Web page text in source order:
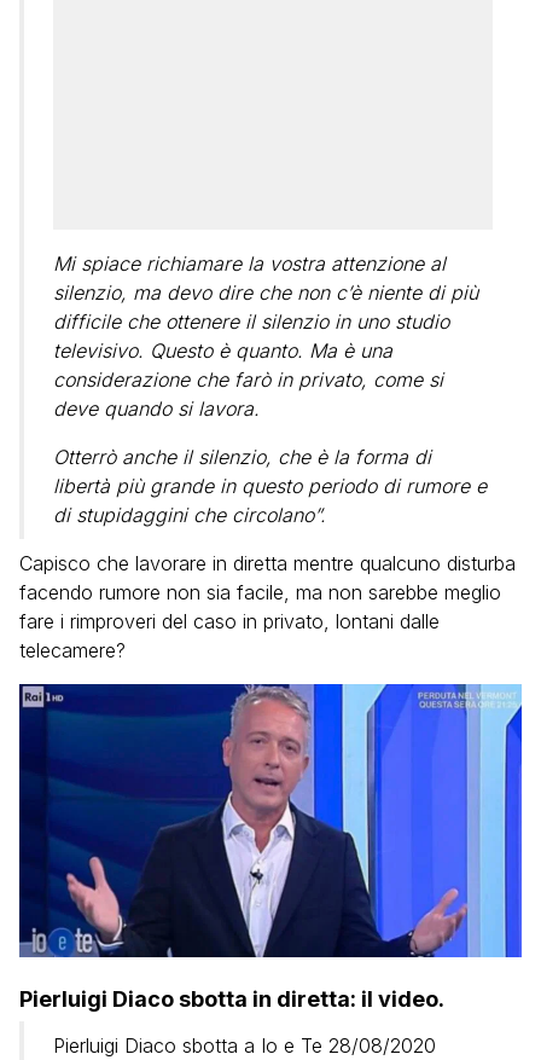
Mi spiace richiamare la vostra attenzione al
silenzio, ma devo dire che non c’è niente di più
difficile che ottenere il silenzio in uno studio
televisivo. Questo è quanto. Ma è una
considerazione che farò in privato, come si
deve quando si lavora.
Otterrò anche il silenzio, che è la forma di
libertà più grande in questo periodo di rumore e
di stupidaggini che circolano”.
Capisco che lavorare in diretta mentre qualcuno disturba
facendo rumore non sia facile, ma non sarebbe meglio
fare i rimproveri del caso in privato, lontani dalle
telecamere?
Pierluigi Diaco sbotta in diretta: il video.
Pierluigi Diaco sbotta a Io e Te 28/08/2020